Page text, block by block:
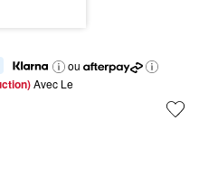
ou
Avec Le